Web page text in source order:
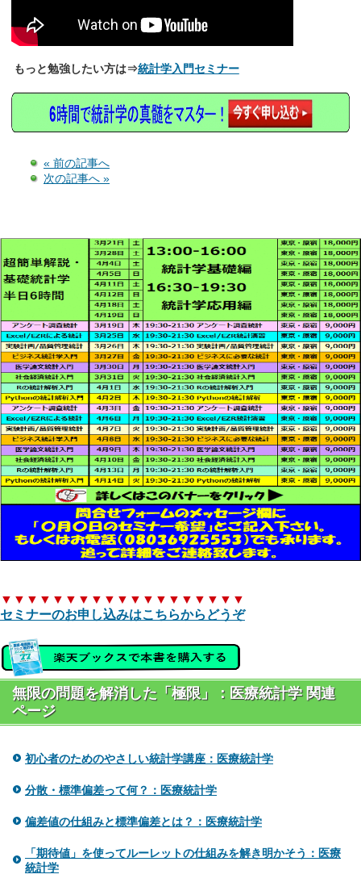
もっと勉強したい方は⇒統計学入門セミナー
« 前の記事へ
次の記事へ »
▼▼▼▼▼▼▼▼▼▼▼▼▼▼▼▼▼▼▼
セミナーのお申し込みはこちらからどうぞ
無限の問題を解消した「極限」：医療統計学 関連
ページ
初心者のためのやさしい統計学講座：医療統計学
分散・標準偏差って何？：医療統計学
偏差値の仕組みと標準偏差とは？：医療統計学
「期待値」を使ってルーレットの仕組みを解き明かそう：医療
統計学